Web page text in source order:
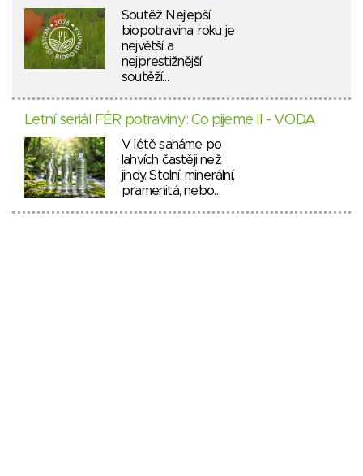
Soutěž Nejlepší
biopotravina roku je
největší a
nejprestižnější
soutěží…
Letní seriál FÉR potraviny: Co pijeme II - VODA
V létě saháme po
lahvích častěji než
jindy. Stolní, minerální,
pramenitá, nebo…